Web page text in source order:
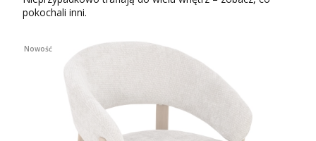
pokochali inni.
Nowość